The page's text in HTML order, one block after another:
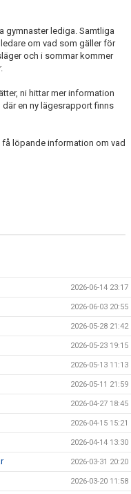
gymnaster lediga. Samtliga
om vad som gäller för
och i sommar kommer
ni hittar mer information
där en ny lägesrapport finns
löpande information om vad
2026-06-14 23:17
2026-06-03 20:55
2026-05-28 21:42
2026-05-23 19:15
2026-05-13 11:13
2026-05-11 21:59
2026-04-27 18:45
2026-04-15 15:21
2026-04-14 13:30
2026-03-31 20:20
2026-03-20 11:58